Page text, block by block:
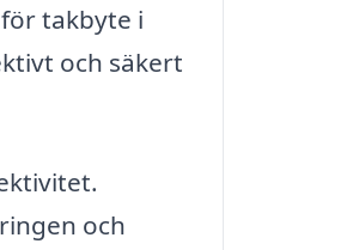
takbyte i
och säkert
och